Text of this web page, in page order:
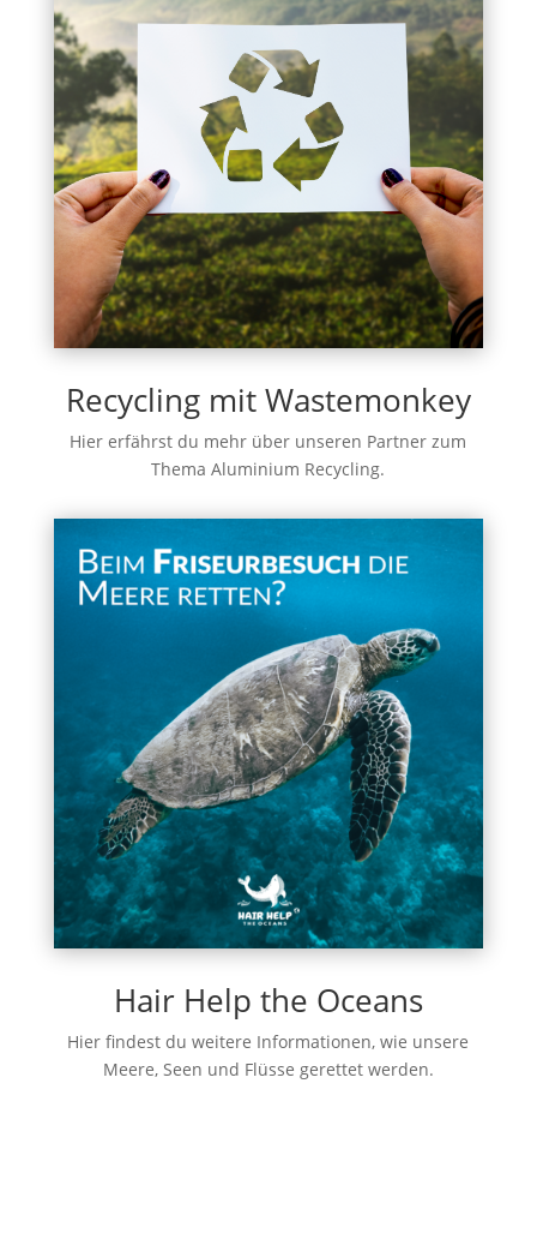
Recycling mit Wastemonkey
Hier erfährst du mehr über unseren Partner zum
Thema Aluminium Recycling.
Hair Help the Oceans
Hier findest du weitere Informationen, wie unsere
Meere, Seen und Flüsse gerettet werden.